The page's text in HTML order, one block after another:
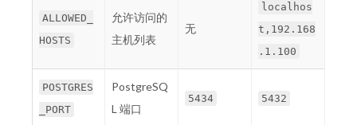
ALLOWED_
HOSTS
允许访问的
主机列表
无
localhos
t,192.168
.1.100
POSTGRES
_PORT
PostgreSQ
L 端口
5434 5432